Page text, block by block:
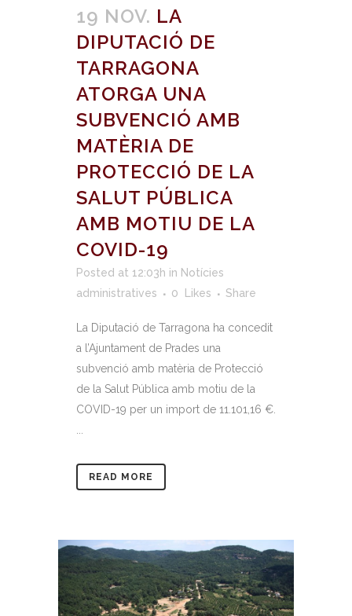
19 NOV. LA
DIPUTACIÓ DE
TARRAGONA
ATORGA UNA
SUBVENCIÓ AMB
MATÈRIA DE
PROTECCIÓ DE LA
SALUT PÚBLICA
AMB MOTIU DE LA
COVID-19
Posted at 12:03h in Notícies
administratives
0 Likes Share
La Diputació de Tarragona ha concedit
a l’Ajuntament de Prades una
subvenció amb matèria de Protecció
de la Salut Pública amb motiu de la
COVID-19 per un import de 11.101,16 €.
READ MORE